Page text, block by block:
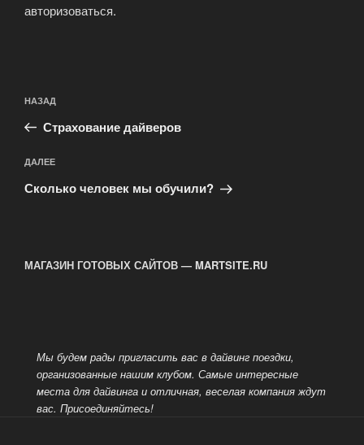
авторизоваться.
по
записям
Предыдущая
запись:
НАЗАД
Страхование дайверов
Следующая
запись
ДАЛЕЕ
Сколько человек мы обучили?
МАГАЗИН ГОТОВЫХ САЙТОВ — MARTSITE.RU
Мы будем рады пригласить вас в дайвинг поездки,
организованные нашим клубом. Самые интересные
места для дайвинга и отличная, веселая компания ждут
вас. Присоединяйтесь!